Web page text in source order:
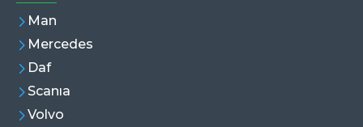
Man
Mercedes
Daf
Scanıa
Volvo